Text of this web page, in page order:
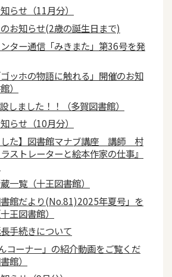
らせ（11月分）
お知らせ(2歳の誕生日まで)
ター通信「みきまた」第36号を発
ッホの物語に触れる」開催のお知
）
しました！！（多賀図書館）
らせ（10月分）
した】図書館マナブ講座 講師 村
ストレーターと絵本作家の仕事』
一覧（十王図書館）
書館だより(No.81)2025年夏号」を
王図書館）
手続きについて
コーナー」の紹介動画をご覧くだ
館）